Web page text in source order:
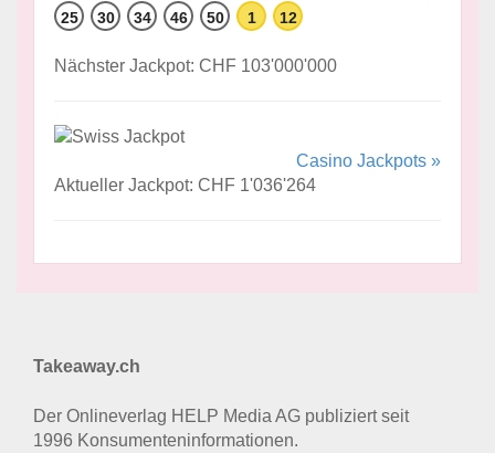
25 30 34 46 50 1 12
Nächster Jackpot: CHF 103'000'000
Casino Jackpots »
Aktueller Jackpot: CHF 1'036'264
Takeaway.ch
Der Onlineverlag HELP Media AG publiziert seit
1996 Konsumenten­informationen.